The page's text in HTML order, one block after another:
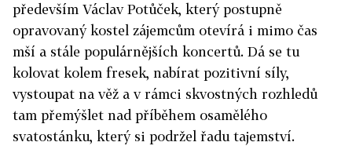
především Václav Potůček, který postupně
opravovaný kostel zájemcům otevírá i mimo čas
mší a stále populárnějších koncertů. Dá se tu
kolovat kolem fresek, nabírat pozitivní síly,
vystoupat na věž a v rámci skvostných rozhledů
tam přemýšlet nad příběhem osamělého
svatostánku, který si podržel řadu tajemství.